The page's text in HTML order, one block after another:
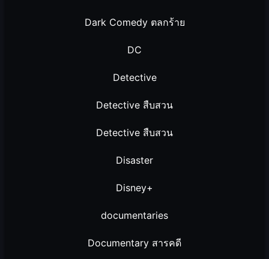
Dark Comedy ตลกร้าย
DC
Detective
Detective สืบสวน
Detective สืบสวน
Disaster
Disney+
documentaries
Documentary สารคดี